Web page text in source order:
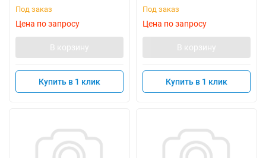
Под заказ
Цена по запросу
В корзину
Купить в 1 клик
Под заказ
Цена по запросу
В корзину
Купить в 1 клик